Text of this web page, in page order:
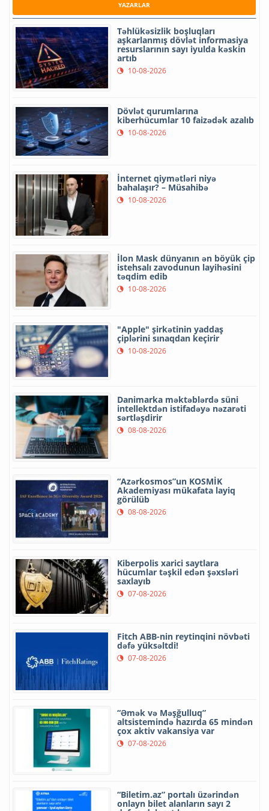
YAZARLAR
Təhlükəsizlik boşluqları
aşkarlanmış dövlət informasiya
resurslarının sayı iyulda kəskin
artıb
10-08-2026
Dövlət qurumlarına
kiberhücumlar 10 faizədək azalıb
10-08-2026
İnternet qiymətləri niyə
bahalaşır? – Müsahibə
10-08-2026
İlon Mask dünyanın ən böyük çip
istehsalı zavodunun layihəsini
təqdim edib
10-08-2026
"Apple" şirkətinin yaddaş
çiplərini sınaqdan keçirir
10-08-2026
Danimarka məktəblərdə süni
intellektdən istifadəyə nəzarəti
sərtləşdirir
08-08-2026
“Azərkosmos”un KOSMİK
Akademiyası mükafata layiq
görülüb
08-08-2026
Kiberpolis xarici saytlara
hücumlar təşkil edən şəxsləri
saxlayıb
07-08-2026
Fitch ABB-nin reytinqini növbəti
dəfə yüksəltdi!
07-08-2026
“Əmək və Məşğulluq”
altsistemində hazırda 65 mindən
çox aktiv vakansiya var
07-08-2026
“Biletim.az” portalı üzərindən
onlayn bilet alanların sayı 2